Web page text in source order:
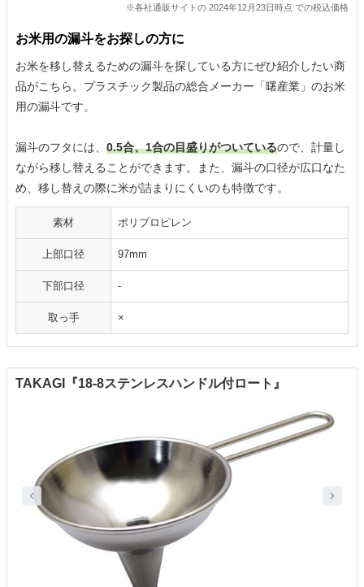
※各社通販サイトの 2024年12月23日時点 での税込価格
お米用の漏斗をお探しの方に
お米を移し替えるための漏斗を探している方にぜひ紹介したい商
品がこちら。プラスチック製品の総合メーカー「曙産業」のお米
用の漏斗です。
漏斗のフタには、 0.5合、1合の目盛りがついているので、計量し
ながら移し替えることができます。また、漏斗の口径が広口なた
め、移し替えの際に米が詰まりにくいのも特徴です。
素材 ポリプロピレン
上部口径 97mm
下部口径 -
取っ手 ×
TAKAGI『18-8ステンレスハンドル付ロート』